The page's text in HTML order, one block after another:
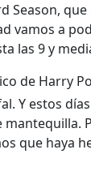
vamos a
las 9 y
de Harry
Y estos
que haya